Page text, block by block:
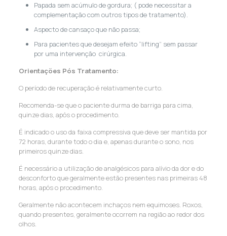
Papada sem acúmulo de gordura; ( pode necessitar a
complementação com outros tipos de tratamento).
Aspecto de cansaço que não passa;
Para pacientes que desejam efeito “lifting” sem passar
por uma intervenção cirúrgica.
Orientações Pós Tratamento:
O período de recuperação é relativamente curto.
Recomenda-se que o paciente durma de barriga para cima,
quinze dias, após o procedimento.
É indicado o uso da faixa compressiva que deve ser mantida por
72 horas, durante todo o dia e, apenas durante o sono, nos
primeiros quinze dias.
É necessário a utilização de analgésicos para alívio da dor e do
desconforto que geralmente estão presentes nas primeiras 48
horas, após o procedimento.
Geralmente não acontecem inchaços nem equimoses. Roxos,
quando presentes, geralmente ocorrem na região ao redor dos
olhos.